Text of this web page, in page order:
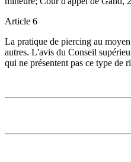
Article 6
La pratique de piercing au
autres. L'avis du Conseil
qui ne présentent pas ce type de